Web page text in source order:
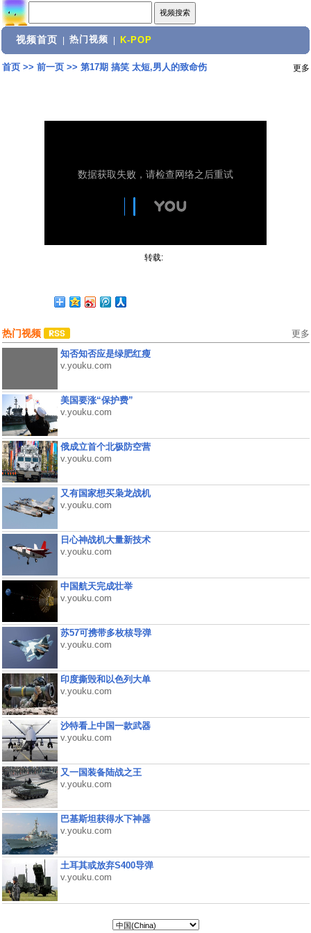
视频首页 热门视频 K-POP
首页>> 前一页>> 第17期 搞笑 太短,男人的致命伤 更多
转载:
热门视频 更多
知否知否应是绿肥红瘦
v.youku.com
美国要涨“保护费”
v.youku.com
俄成立首个北极防空营
v.youku.com
又有国家想买枭龙战机
v.youku.com
日心神战机大量新技术
v.youku.com
中国航天完成壮举
v.youku.com
苏57可携带多枚核导弹
v.youku.com
印度撕毁和以色列大单
v.youku.com
沙特看上中国一款武器
v.youku.com
又一国装备陆战之王
v.youku.com
巴基斯坦获得水下神器
v.youku.com
土耳其或放弃S400导弹
v.youku.com